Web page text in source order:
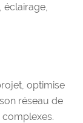
éclairage,
optimise
réseau de
complexes.